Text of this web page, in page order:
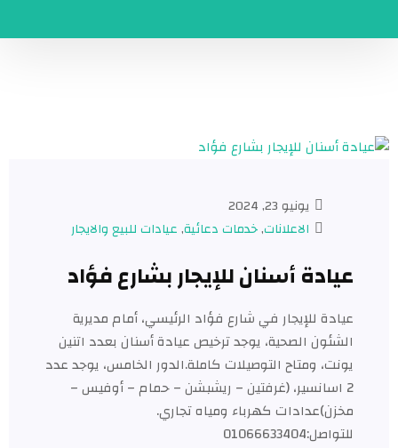
يونيو 23, 2024
الاعلانات,خدمات دعائية,عيادات للبيع والايجار​
عيادة أسنان للإيجار بشارع فؤاد
عيادة للإيجار في شارع فؤاد الرئيسي، أمام مديرية
الشئون الصحية، يوجد ترخيص عيادة أسنان بعدد اتنين
يونت، ومتاح التوصيلات كاملة.الدور الخامس، يوجد عدد
2 اسانسير، (غرفتين – ريشبشن – حمام – أوفيس –
مخزن)عدادات كهرباء ومياه تجاري.
للتواصل:01066633404